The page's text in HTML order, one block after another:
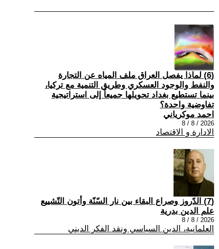
(6) لماذا يفصل العراق ملف المياه عن التجارة
والنفط والوجود العسكري وطريق التنمية مع تركيا،
بينما تستطيع بغداد تحويلها جميعاً إلى استراتيجية
تفاوضية واحدة؟
احمد موكرياني
2026 / 8 / 8
الادارة و الاقتصاد
(7) الدّروز وصراع البقاء بين نار السّنّة وأتون التّشييع
علم الدين بدرية
2026 / 8 / 8
العلمانية، الدين السياسي ونقد الفكر الديني